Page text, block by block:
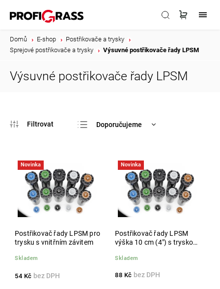
Domů E-shop Postřikovače a trysky
Sprejové postřikovače a trysky
Výsuvné postřikovače řady LPSM
Výsuvné postřikovače řady LPSM
Doporučujeme
Nejprodávanější
Novinka
Postřikovač řady LPSM pro
trysku s vnitřním závitem
Skladem
54 Kč
Novinka
Postřikovač řady LPSM
výška 10 cm (4") s tryskou
Skladem
88 Kč